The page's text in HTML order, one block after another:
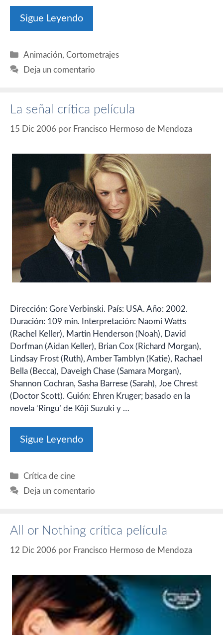
Sigue Leyendo
Categorías
Animación,Cortometrajes
Deja un comentario
La señal crítica película
15 Dic 2006 por Francisco Hermoso de Mendoza
Dirección: Gore Verbinski. País: USA. Año: 2002.
Duración: 109 min. Interpretación: Naomi Watts
(Rachel Keller), Martin Henderson (Noah), David
Dorfman (Aidan Keller), Brian Cox (Richard Morgan),
Lindsay Frost (Ruth), Amber Tamblyn (Katie), Rachael
Bella (Becca), Daveigh Chase (Samara Morgan),
Shannon Cochran, Sasha Barrese (Sarah), Joe Chrest
(Doctor Scott). Guión: Ehren Kruger; basado en la
novela ‘Ringu’ de Kôji Suzuki y …
Sigue Leyendo
Categorías
Crítica de cine
Deja un comentario
All or Nothing crítica película
12 Dic 2006 por Francisco Hermoso de Mendoza